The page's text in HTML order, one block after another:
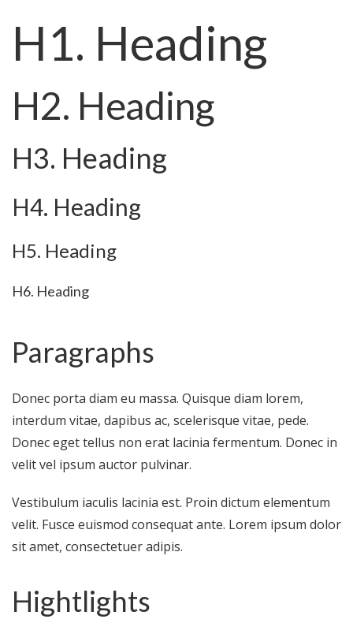
H1. Heading
H2. Heading
H3. Heading
H4. Heading
H5. Heading
H6. Heading
Paragraphs
Donec porta diam eu massa. Quisque diam lorem,
interdum vitae, dapibus ac, scelerisque vitae, pede.
Donec eget tellus non erat lacinia fermentum. Donec in
velit vel ipsum auctor pulvinar.
Vestibulum iaculis lacinia est. Proin dictum elementum
velit. Fusce euismod consequat ante. Lorem ipsum dolor
sit amet, consectetuer adipis.
Hightlights